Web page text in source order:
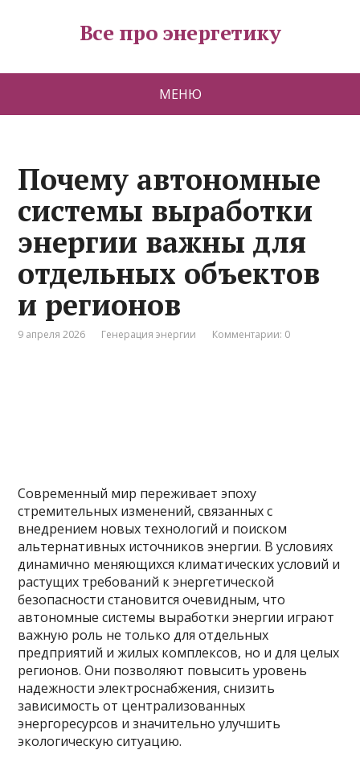
Все про энергетику
МЕНЮ
Почему автономные
системы выработки
энергии важны для
отдельных объектов
и регионов
9 апреля 2026 Генерация энергии Комментарии: 0
Современный мир переживает эпоху
стремительных изменений, связанных с
внедрением новых технологий и поиском
альтернативных источников энергии. В условиях
динамично меняющихся климатических условий и
растущих требований к энергетической
безопасности становится очевидным, что
автономные системы выработки энергии играют
важную роль не только для отдельных
предприятий и жилых комплексов, но и для целых
регионов. Они позволяют повысить уровень
надежности электроснабжения, снизить
зависимость от централизованных
энергоресурсов и значительно улучшить
экологическую ситуацию.